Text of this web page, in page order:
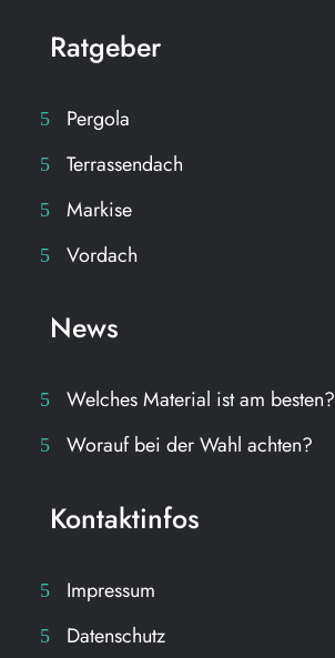
Ratgeber
Pergola
Terrassendach
Markise
Vordach
News
Welches Material ist am besten?
Worauf bei der Wahl achten?
Kontaktinfos
Impressum
Datenschutz